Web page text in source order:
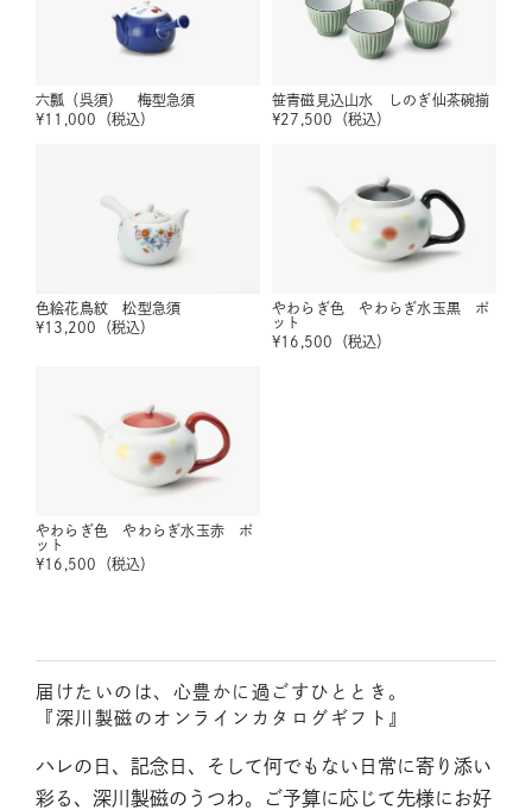
六瓢（呉須） 梅型急須
¥11,000 （税込）
笹青磁見込山水 しのぎ仙茶碗揃
¥27,500 （税込）
色絵花鳥紋 松型急須
¥13,200 （税込）
やわらぎ色 やわらぎ水玉黒 ポ
ット
¥16,500 （税込）
やわらぎ色 やわらぎ水玉赤 ポ
ット
¥16,500 （税込）
届けたいのは、心豊かに過ごすひととき。
『深川製磁のオンラインカタログギフト』
ハレの日、記念日、そして何でもない日常に寄り添い
彩る、深川製磁のうつわ。ご予算に応じて先様にお好